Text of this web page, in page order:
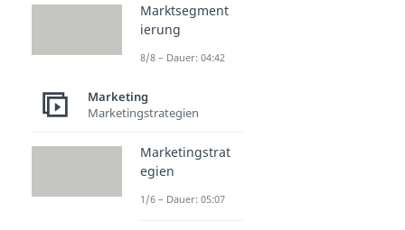
Marktsegment
ierung
8/8 – Dauer: 04:42
Marketing
Marketingstrategien
Marketingstrat
egien
1/6 – Dauer: 05:07